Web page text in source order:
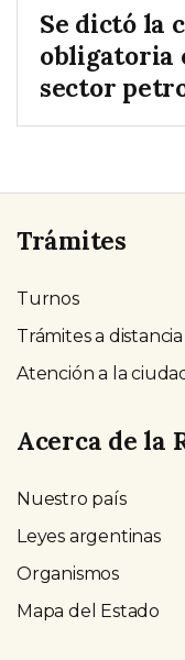
Se dictó la
obligatoria
sector
Trámites
Turnos
Trámites a distancia
Atención a la
Acerca de la
Nuestro país
Leyes argentinas
Organismos
Mapa del Estado